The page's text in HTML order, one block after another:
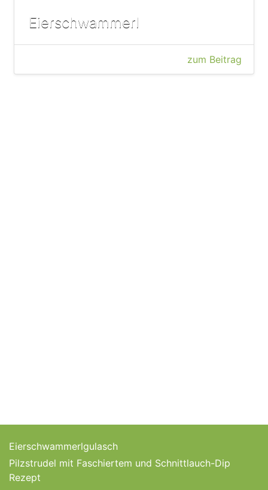
Eierschwammerl
zum Beitrag
Eierschwammerlgulasch
Pilzstrudel mit Faschiertem und Schnittlauch-Dip
Rezept